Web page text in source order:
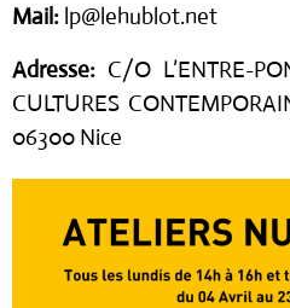
Mail: lp@lehublot.net
Adresse: C/O L’ENTRE-
CULTURES
06300 Nice